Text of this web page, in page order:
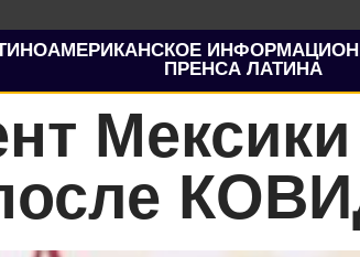
ПРЕНСА ЛАТИНА